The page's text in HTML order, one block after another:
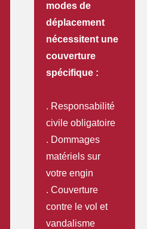
modes de
déplacement
nécessitent une
couverture
spécifique :
. Responsabilité
civile obligatoire
. Dommages
matériels sur
votre engin
. Couverture
contre le vol et
vandalisme